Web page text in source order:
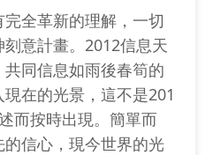
全革新的理解，一切
意計畫。2012信息天
同信息如雨後春筍的
在的光景，這不是201
而按時出現。簡單而
信心，現今世界的光